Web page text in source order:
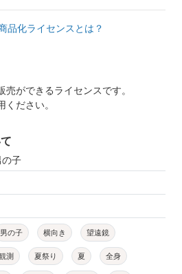
品化ライセンスとは？
ができるライセンスです。
ださい。
の子
男の子 横向き 望遠鏡
測 夏祭り 夏 全身